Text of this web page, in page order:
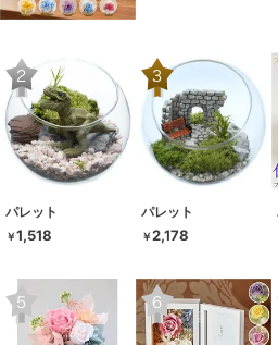
パレット
￥1,518
パレット
￥2,178